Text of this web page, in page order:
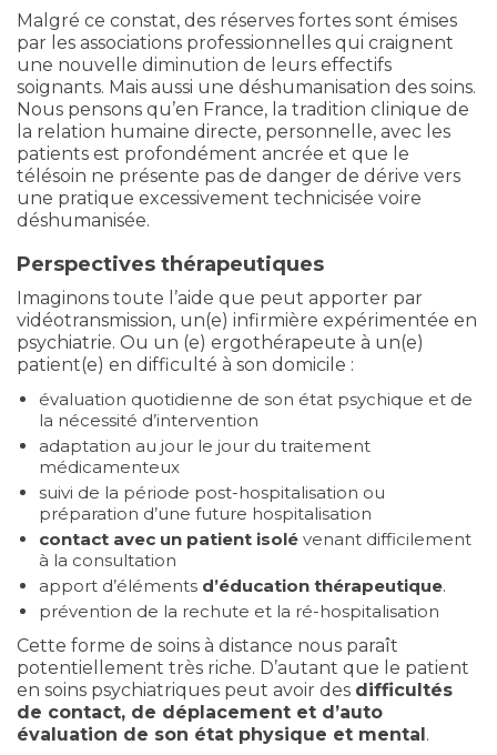
Malgré ce constat, des réserves fortes sont émises
par les associations professionnelles qui craignent
une nouvelle diminution de leurs effectifs
soignants. Mais aussi une déshumanisation des soins.
Nous pensons qu’en France, la tradition clinique de
la relation humaine directe, personnelle, avec les
patients est profondément ancrée et que le
télésoin ne présente pas de danger de dérive vers
une pratique excessivement technicisée voire
déshumanisée.
Perspectives thérapeutiques
Imaginons toute l’aide que peut apporter par
vidéotransmission, un(e) infirmière expérimentée en
psychiatrie. Ou un (e) ergothérapeute à un(e)
patient(e) en difficulté à son domicile :
évaluation quotidienne de son état psychique et de
la nécessité d’intervention
adaptation au jour le jour du traitement
médicamenteux
suivi de la période post-hospitalisation ou
préparation d’une future hospitalisation
contact avec un patient isolé venant difficilement
à la consultation
apport d’éléments d’éducation thérapeutique.
prévention de la rechute et la ré-hospitalisation
Cette forme de soins à distance nous paraît
potentiellement très riche. D’autant que le patient
en soins psychiatriques peut avoir des difficultés
de contact, de déplacement et d’auto
évaluation de son état physique et mental.